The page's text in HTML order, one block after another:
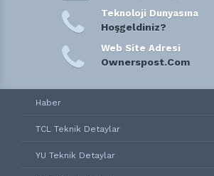
Teknoloji Dunyasına
Hoşgeldiniz?
Web Site Adresi
Ownerspost.Com
Haber
TCL Teknik Detaylar
YU Teknik Detaylar